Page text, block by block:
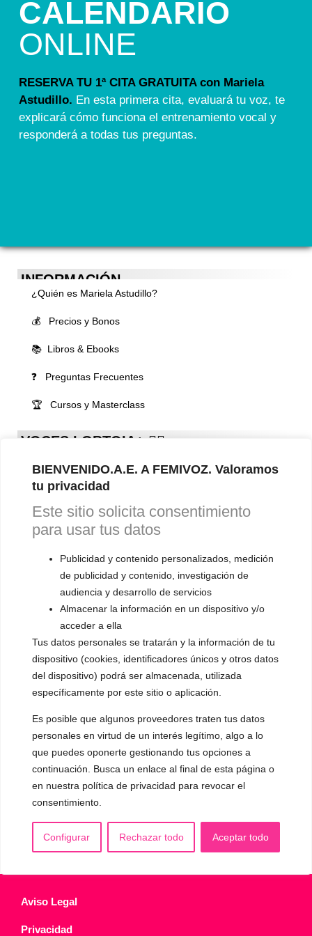
BIENVENIDO.A.E. A FEMIVOZ. Valoramos
tu privacidad
Este sitio solicita consentimiento
para usar tus datos
Publicidad y contenido personalizados, medición
de publicidad y contenido, investigación de
audiencia y desarrollo de servicios
Almacenar la información en un dispositivo y/o
acceder a ella
Tus datos personales se tratarán y la información de tu
dispositivo (cookies, identificadores únicos y otros datos
del dispositivo) podrá ser almacenada, utilizada
específicamente por este sitio o aplicación.
Es posible que algunos proveedores traten tus datos
personales en virtud de un interés legítimo, algo a lo
que puedes oponerte gestionando tus opciones a
continuación. Busca un enlace al final de esta página o
en nuestra política de privacidad para revocar el
consentimiento.
Configurar Rechazar todo Aceptar todo
CALENDARIO
ONLINE
RESERVA TU 1ª CITA GRATUITA con Mariela
Astudillo. En esta primera cita, evaluará tu voz, te
explicará cómo funciona el entrenamiento vocal y
responderá a todas tus preguntas.
INFORMACIÓN
¿Quién es Mariela Astudillo?
💰 Precios y Bonos
📚 Libros & Ebooks
❓ Preguntas Frecuentes
🏆 Cursos y Masterclass
VOCES LGBTQIA+ 🏳️‍🌈
▪️ Masculinización de la voz
▪️ Neutralización de la voz
▪️ Dualización de la voz
▪️ Androginización de la voz
OTRAS SESIONES
▪️ Caracterización de la voz
▪️ Voz virilizada por esteroides
▪️ Modificación del acento
🟥 CIRUGÍA: Glotoplastia
CONTACTO Y CITAS
✅Pide tu CITA ONLINE
WhatsApp :+34 625 14 46 47
Email :contacto@femivoz.es
Aviso Legal
Privacidad